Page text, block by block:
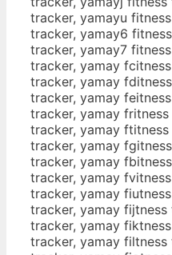
tracker, yamayu
tracker, yamay6
tracker, yamay7
tracker, yamay
tracker, yamay
tracker, yamay
tracker, yamay
tracker, yamay
tracker, yamay
tracker, yamay
tracker, yamay
tracker, yamay
tracker, yamay
tracker, yamay
tracker, yamay